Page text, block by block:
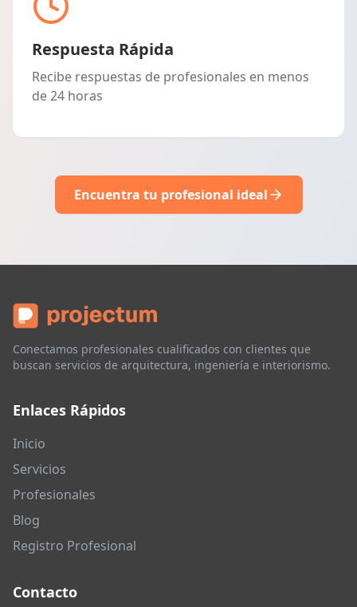
Respuesta Rápida
Recibe respuestas de profesionales en menos
de 24 horas
Encuentra tu profesional ideal
Conectamos profesionales cualificados con clientes que
buscan servicios de arquitectura, ingeniería e interiorismo.
Enlaces Rápidos
Inicio
Servicios
Profesionales
Blog
Registro Profesional
Contacto